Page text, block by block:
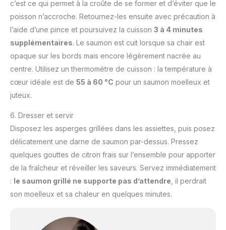
c’est ce qui permet à la croûte de se former et d’éviter que le
poisson n’accroche. Retournez-les ensuite avec précaution à
l’aide d’une pince et poursuivez la cuisson 3 à 4 minutes
supplémentaires. Le saumon est cuit lorsque sa chair est
opaque sur les bords mais encore légèrement nacrée au
centre. Utilisez un thermomètre de cuisson : la température à
cœur idéale est de 55 à 60 °C pour un saumon moelleux et
juteux.
6. Dresser et servir
Disposez les asperges grillées dans les assiettes, puis posez
délicatement une darne de saumon par-dessus. Pressez
quelques gouttes de citron frais sur l’ensemble pour apporter
de la fraîcheur et réveiller les saveurs. Servez immédiatement
: le saumon grillé ne supporte pas d’attendre , il perdrait
son moelleux et sa chaleur en quelques minutes.